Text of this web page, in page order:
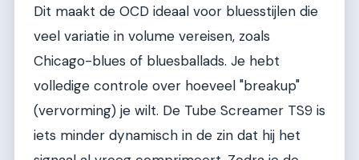
Dit maakt de OCD ideaal voor bluesstijlen die
veel variatie in volume vereisen, zoals
Chicago-blues of bluesballads. Je hebt
volledige controle over hoeveel "breakup"
(vervorming) je wilt. De Tube Screamer TS9 is
iets minder dynamisch in de zin dat hij het